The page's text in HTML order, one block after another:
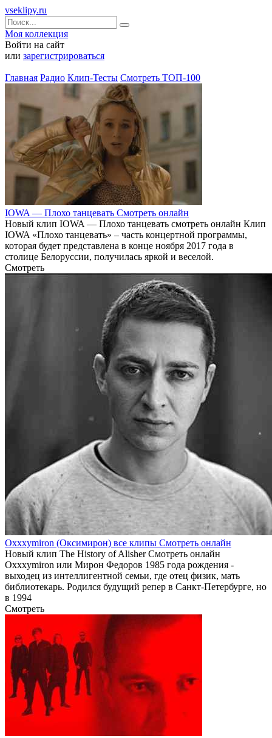
vseklipy.ru
Моя коллекция
Войти на сайт
или зарегистрироваться
Главная Радио Клип-Тесты Смотреть ТОП-100
IOWA — Плохо танцевать Смотреть онлайн
Новый клип IOWA — Плохо танцевать смотреть онлайн Клип
IOWA «Плохо танцевать» – часть концертной программы,
которая будет представлена в конце ноября 2017 года в
столице Белоруссии, получилась яркой и веселой.
Смотреть
Oxxxymiron (Оксимирон) все клипы Смотреть онлайн
Новый клип The History of Alisher Смотреть онлайн
Oxxxymiron или Мирон Федоров 1985 года рождения -
выходец из интеллигентной семьи, где отец физик, мать
библиотекарь. Родился будущий репер в Санкт-Петербурге, но
в 1994
Смотреть